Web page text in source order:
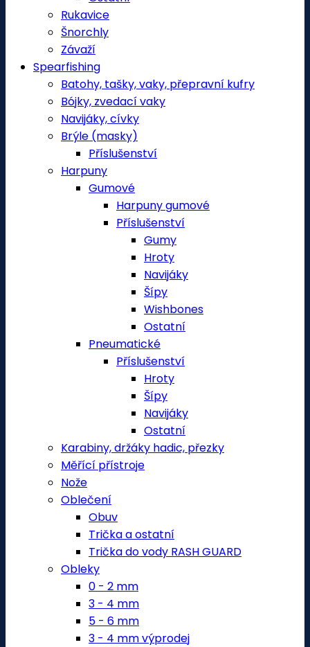
Rukavice
Šnorchly
Závaží
Spearfishing
Batohy, tašky, vaky, přepravní kufry
Bójky, zvedací vaky
Navijáky, cívky
Brýle (masky)
Příslušenství
Harpuny
Gumové
Harpuny gumové
Příslušenství
Gumy
Hroty
Navijáky
Šípy
Wishbones
Ostatní
Pneumatické
Příslušenství
Hroty
Šípy
Navijáky
Ostatní
Karabiny, držáky hadic, přezky
Měřící přístroje
Nože
Oblečení
Obuv
Trička a ostatní
Trička do vody RASH GUARD
Obleky
0 - 2 mm
3 - 4 mm
5 - 6 mm
3 - 4 mm výprodej